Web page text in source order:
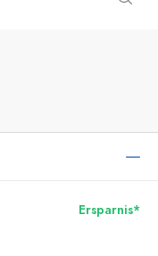
Ersparnis*